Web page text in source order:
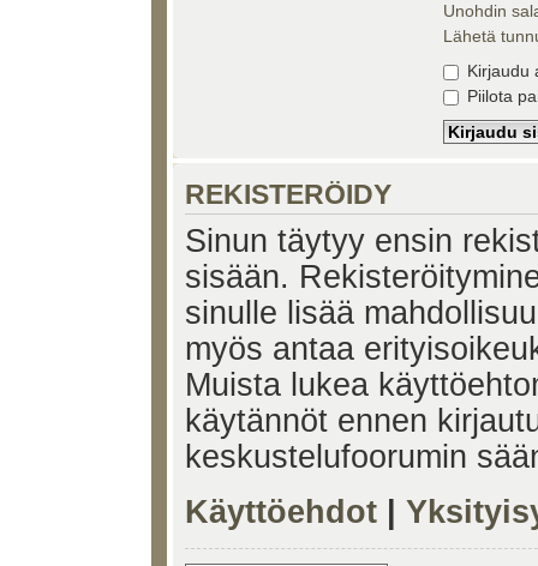
Unohdin
Lähetä
Kirjaudu
Piilota
REKISTERÖIDY
Sinun täytyy ensin
sisään.
sinulle lisää
myös antaa
Muista lukea
käytännöt ennen
keskustelufoorumin
Käyttöehdot